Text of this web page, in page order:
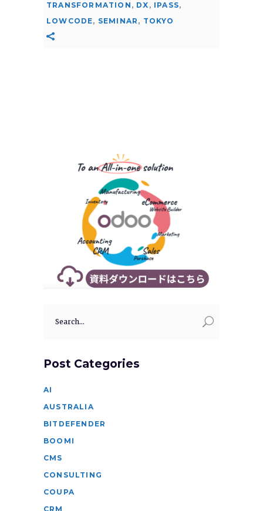
TRANSFORMATION , DX , IPASS,
LOWCODE, SEMINAR , TOKYO
for:
Post Categories
AI
AUSTRALIA
BITDEFENDER
BOOMI
CMS
CONSULTING
COUPA
CRM